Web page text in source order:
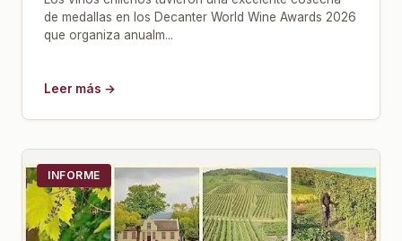
de medallas en los Decanter World Wine Awards 2026
que organiza anualm...
Leer más →
INFORME